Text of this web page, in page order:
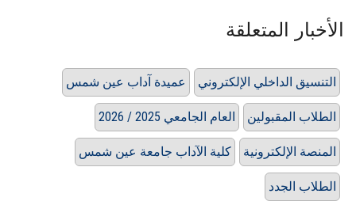
الأخبار المتعلقة
عميدة آداب عين شمس التنسيق الداخلي الإلكتروني
العام الجامعي 2025 / 2026 الطلاب المقبولين
كلية الآداب جامعة عين شمس المنصة الإلكترونية
الطلاب الجدد